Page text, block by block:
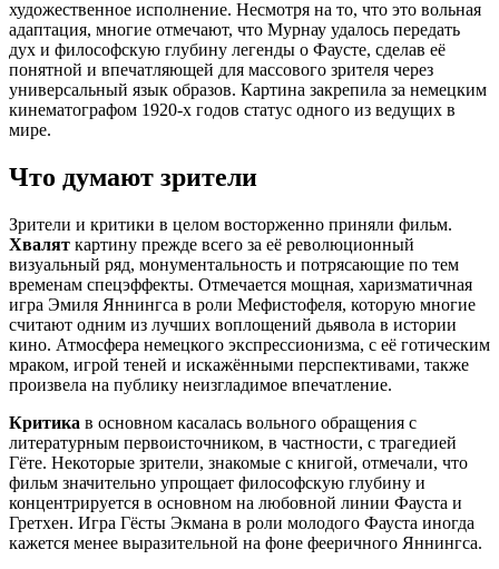
художественное исполнение. Несмотря на то, что это вольная
адаптация, многие отмечают, что Мурнау удалось передать
дух и философскую глубину легенды о Фаусте, сделав её
понятной и впечатляющей для массового зрителя через
универсальный язык образов. Картина закрепила за немецким
кинематографом 1920-х годов статус одного из ведущих в
мире.
Что думают зрители
Зрители и критики в целом восторженно приняли фильм.
Хвалят картину прежде всего за её революционный
визуальный ряд, монументальность и потрясающие по тем
временам спецэффекты. Отмечается мощная, харизматичная
игра Эмиля Яннингса в роли Мефистофеля, которую многие
считают одним из лучших воплощений дьявола в истории
кино. Атмосфера немецкого экспрессионизма, с её готическим
мраком, игрой теней и искажёнными перспективами, также
произвела на публику неизгладимое впечатление.
Критика в основном касалась вольного обращения с
литературным первоисточником, в частности, с трагедией
Гёте. Некоторые зрители, знакомые с книгой, отмечали, что
фильм значительно упрощает философскую глубину и
концентрируется в основном на любовной линии Фауста и
Гретхен. Игра Гёсты Экмана в роли молодого Фауста иногда
кажется менее выразительной на фоне фееричного Яннингса.